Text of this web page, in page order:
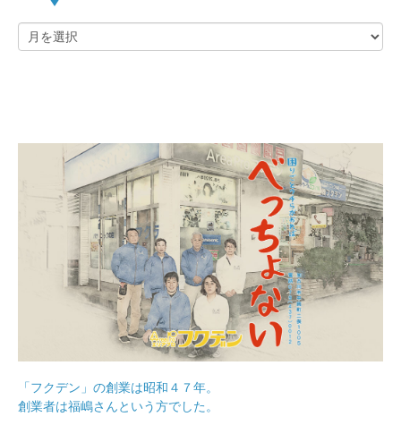
「フクデン」の創業は昭和４７年。
創業者は福嶋さんという方でした。